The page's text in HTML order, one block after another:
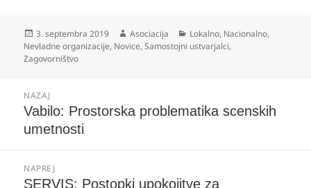
Objavljeno
dne
3. septembra 2019 Avtor
Asociacija Kategorije
Lokalno, Nacionalno,
Nevladne organizacije, Novice,Samostojni ustvarjalci,
Zagovorništvo
prispevka
NAZAJ
Prejšnji
prispevek:
Vabilo: Prostorska problematika scenskih
umetnosti
NAPREJ
Naslednji
SERVIS: Postopki upokojitve za